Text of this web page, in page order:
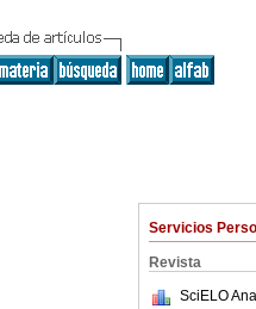
Servicios
Revista
SciELO